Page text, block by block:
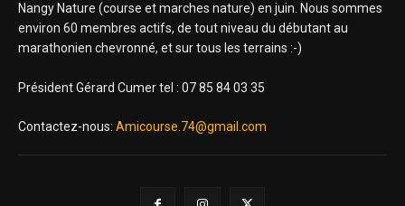
Nangy Nature (course et marches nature) en juin. Nous sommes
environ 60 membres actifs, de tout niveau du débutant au
marathonien chevronné, et sur tous les terrains :-)
Président Gérard Cumer tel : 07 85 84 03 35
Contactez-nous: Amicourse.74@gmail.com